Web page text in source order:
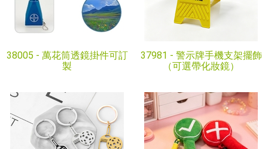
38005 - 萬花筒透鏡掛件可訂
製
37981 - 警示牌手機支架擺飾
（可選帶化妝鏡）